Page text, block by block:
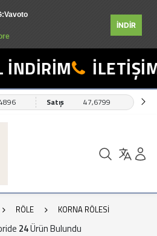
İNDİR
İLETİŞİM:
Satış 47,6799
RÖLE KORNA RÖLESİ
24Ürün Bulundu